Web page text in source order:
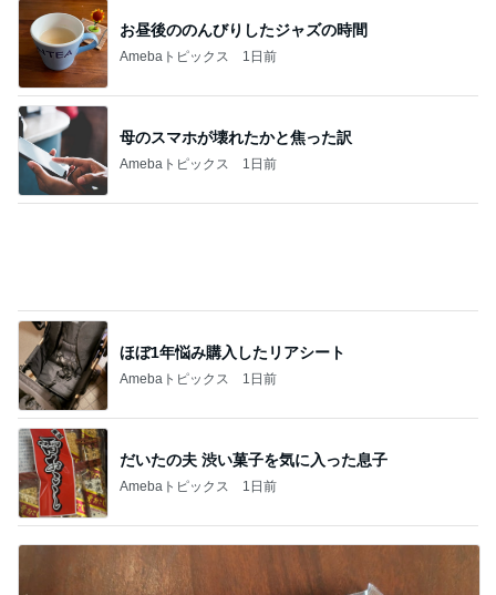
お昼後ののんびりしたジャズの時間
Amebaトピックス 1日前
母のスマホが壊れたかと焦った訳
Amebaトピックス 1日前
だいたの夫 渋い菓子を気に入った息子
Amebaトピックス 1日前